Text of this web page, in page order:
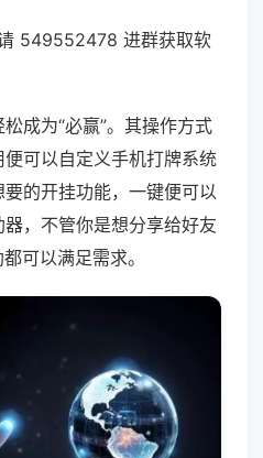
549552478 进群获取软
成为“必赢”。其操作方式
可以自定义手机打牌系统
的开挂功能，一键便可以
，不管你是想分享给好友
可以满足需求。